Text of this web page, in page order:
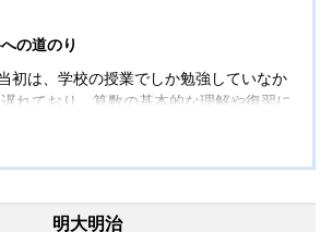
の道のり
初は、学校の授業でしか勉強していなか
れており、算数の基本的な理解や復習に
た。組分けテスト前は課題をこなしきれ
いきました。国語はスランプの時期もあ
得意科目ではなくなり、他の教科をカバ
明大明治